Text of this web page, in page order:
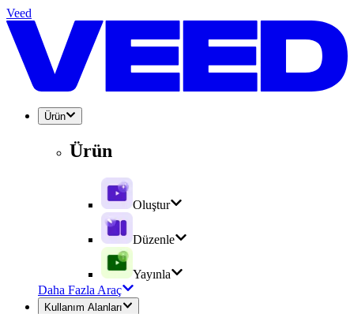
Veed
Ürün
Ürün
Oluştur
Düzenle
Yayınla
Daha Fazla Araç
Kullanım Alanları